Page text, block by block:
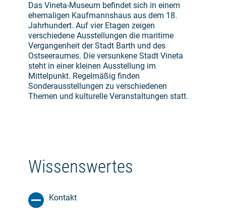
Das Vineta-Museum befindet sich in einem
ehemaligen Kaufmannshaus aus dem 18.
Jahrhundert. Auf vier Etagen zeigen
verschiedene Ausstellungen die maritime
Vergangenheit der Stadt Barth und des
Ostseeraumes. Die versunkene Stadt Vineta
steht in einer kleinen Ausstellung im
Mittelpunkt. Regelmäßig finden
Sonderausstellungen zu verschiedenen
Themen und kulturelle Veranstaltungen statt.
Wissenswertes
Kontakt